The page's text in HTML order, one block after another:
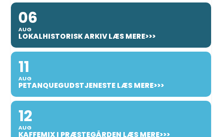
06
AUG
LOKALHISTORISK ARKIV LÆS MERE>>>
11
AUG
PETANQUEGUDSTJENESTE LÆS MERE>>>
12
AUG
KAFFEMIX I PRÆSTEGÅRDEN LÆS MERE>>>